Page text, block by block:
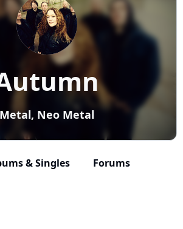
Metal, Neo Metal
& Singles Forums